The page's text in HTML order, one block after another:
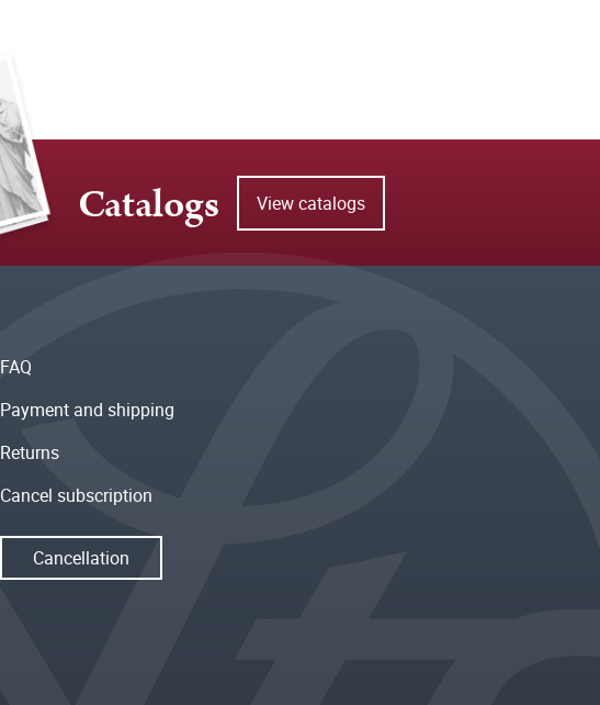
Catalogs View catalogs
FAQ
Payment and shipping
Returns
Cancel subscription
Cancellation